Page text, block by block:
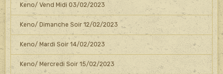
Keno/ Vend Midi 03/02/2023
Keno/ Dimanche Soir 12/02/2023
Keno/ Mardi Soir 14/02/2023
Keno/ Mercredi Soir 15/02/2023